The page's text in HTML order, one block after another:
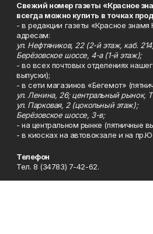
Свежий номер газеты «Красное
всегда можно купить в точках
- в редакции газеты «Красное
адресам:
ул. Нефтяников, 22 (2-й этаж, каб.
Берёзовское шоссе, 4-а (1-й этаж);
- во всех почтовых отделениях
выпуски);
- в сети магазинов «Бегемот»
ул. Ленина, 26; центральный рынок,
ул. Парковая, 2 (цокольный этаж);
Берёзовское шоссе, 3-в;
- на центральном рынке (пятничные
- в киосках на автовокзале и на
Телефон
Тел. 8 (34783) 7-42-62.
Эл. почта